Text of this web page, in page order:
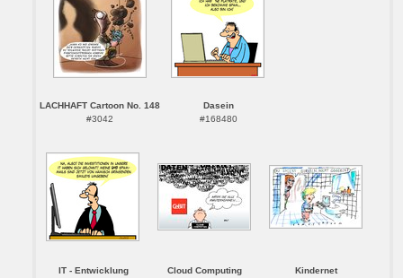
LACHHAFT Cartoon No. 148
#3042
Dasein
#168480
IT - Entwicklung
Cloud Computing
Kindernet